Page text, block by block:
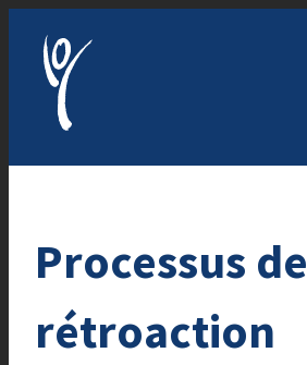
Processus de
rétroaction